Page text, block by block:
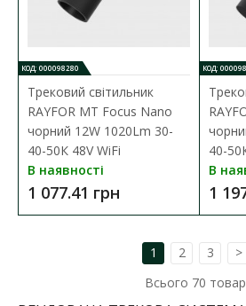
Трековий світильник RAYFOR
КОД: 000098280
Трековий світильник
RAYFOR MT Focus Nano
чорний 12W 1020Lm 30-
40-50К 48V WiFi
В наявності
1 077.41 грн
КОД:
40-
В
1
1 2 3
>
Всього 70